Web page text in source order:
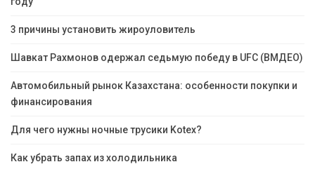
3 причины установить жироуловитель
Шавкат Рахмонов одержал седьмую победу в UFC (ВМДЕО)
Автомобильный рынок Казахстана: особенности покупки и
финансирования
Для чего нужны ночные трусики Kotex?
Как убрать запах из холодильника